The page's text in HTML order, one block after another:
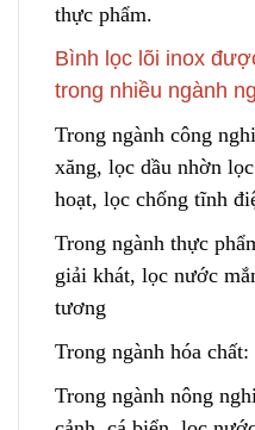
thực phẩm.
Bình lọc lõi inox
trong nhiều ngành
Trong ngành công
xăng, lọc dầu nhờn
hoạt, lọc chống tĩnh
Trong ngành thực
giải khát, lọc nước
tương
Trong ngành hóa
Trong ngành nông